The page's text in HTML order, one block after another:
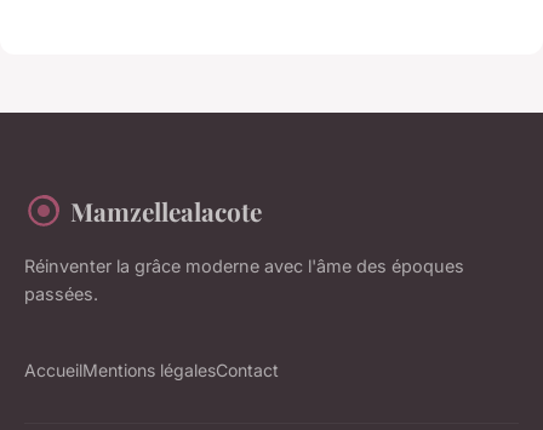
Mamzellealacote
Réinventer la grâce moderne avec l'âme des époques
passées.
AccueilMentions légalesContact